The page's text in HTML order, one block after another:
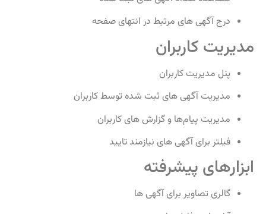
درج آگهی‌ های مرتبط در انتهای صفحه
مدیریت کاربران
پنل مدیریت کاربران
مدیریت آگهی‌ های ثبت شده توسط کاربران
مدیریت پیام‌ها و گزارش‌ های کاربران
فیلتر برای آگهی‌ های نیازمند تایید
ابزارهای پیشرفته
گالری تصاویر برای آگهی‌ ها